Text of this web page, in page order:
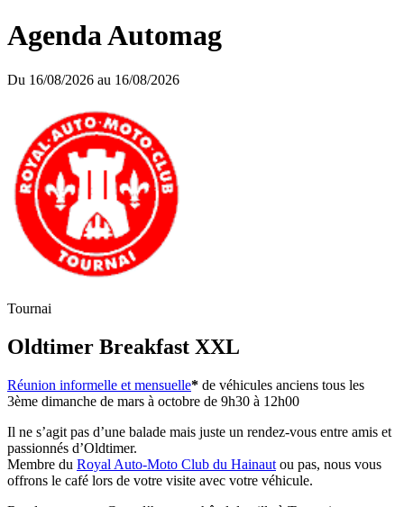
Agenda Automag
Du 16/08/2026 au 16/08/2026
Tournai
Oldtimer Breakfast XXL
Réunion informelle et mensuelle* de véhicules anciens tous les
3ème dimanche de mars à octobre de 9h30 à 12h00
Il ne s’agit pas d’une balade mais juste un rendez-vous entre amis et
passionnés d’Oldtimer.
Membre du Royal Auto-Moto Club du Hainaut ou pas, nous vous
offrons le café lors de votre visite avec votre véhicule.